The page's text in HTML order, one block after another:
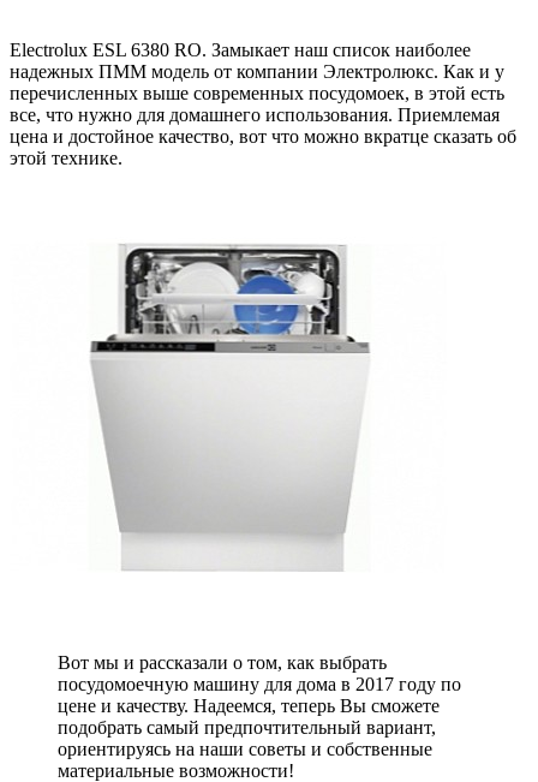
Electrolux ESL 6380 RO. Замыкает наш список наиболее
надежных ПММ модель от компании Электролюкс. Как и у
перечисленных выше современных посудомоек, в этой есть
все, что нужно для домашнего использования. Приемлемая
цена и достойное качество, вот что можно вкратце сказать об
этой технике.
Вот мы и рассказали о том, как выбрать
посудомоечную машину для дома в 2017 году по
цене и качеству. Надеемся, теперь Вы сможете
подобрать самый предпочтительный вариант,
ориентируясь на наши советы и собственные
материальные возможности!